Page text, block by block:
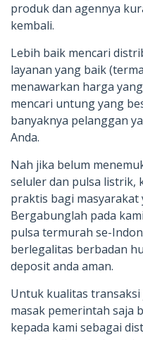
produk dan agennya
kembali.
Lebih baik mencari
layanan yang baik
menawarkan harga
mencari untung yang
banyaknya pelanggan
Anda.
Nah jika belum
seluler dan pulsa listrik,
praktis bagi
Bergabunglah pada
pulsa termurah se-
berlegalitas berbadan
deposit anda aman.
Untuk kualitas
masak pemerintah saja
kepada kami sebagai